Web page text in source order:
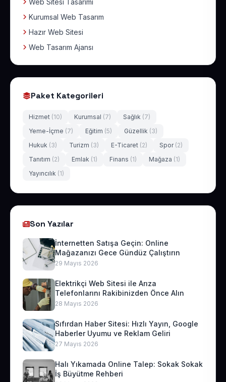
Web Sitesi Tasarımı
Kurumsal Web Tasarım
Hazır Web Sitesi
Web Tasarım Ajansı
Paket Kategorileri
Hizmet (10) Kurumsal (7) Sağlık (7)
Yeme-İçme (7) Eğitim (5) Güzellik (3)
Hukuk (3) Turizm (3) E-Ticaret (2) Spor (2)
Tanıtım (2) Emlak (1) Finans (1) Mağaza (1)
Yayıncılık (1)
Son Yazılar
İnternetten Satışa Geçin: Online
Mağazanızı Gece Gündüz Çalıştırın
29 Mayıs 2026
Elektrikçi Web Sitesi ile Arıza
Telefonlarını Rakibinizden Önce Alın
28 Mayıs 2026
Sıfırdan Haber Sitesi: Hızlı Yayın, Google
Haberler Uyumu ve Reklam Geliri
27 Mayıs 2026
Halı Yıkamada Online Talep: Sokak Sokak
İş Büyütme Rehberi